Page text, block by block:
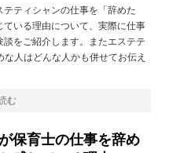
テティシャンの仕事を「辞めた
ている理由について、実際に仕事
談をご紹介します。またエステテ
人はどんな人かも併せてお伝え
む
保育士の仕事を辞め